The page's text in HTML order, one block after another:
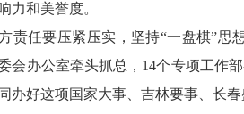
力和美誉度。
任要压紧压实，坚持“一盘棋”思想
会办公室牵头抓总，14个专项工作
办好这项国家大事、吉林要事、长